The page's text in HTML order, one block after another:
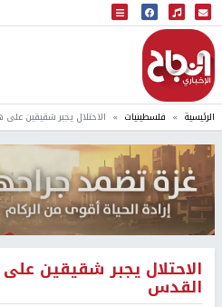
البث المباشر
إذاعة النجاح
الرئيسية فلسطينيات الاحتلال يجبر شقيقين
الاحتلال يجبر شقيقين
القدس